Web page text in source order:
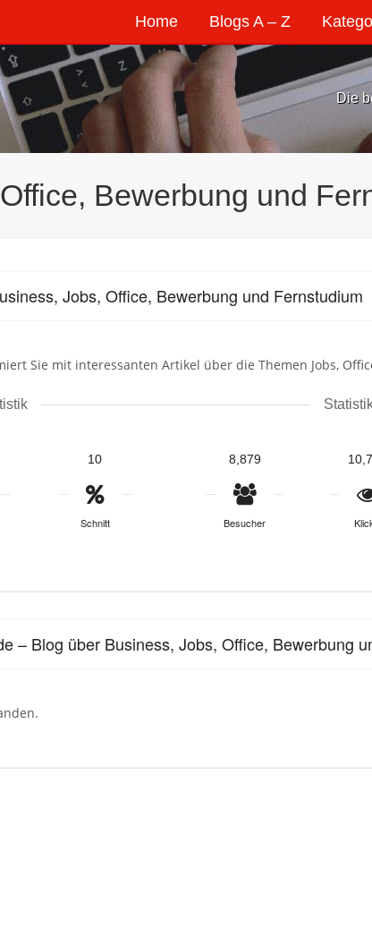
Home Blogs A – Z
Die
Bewerbung und
Jobs, Office, Bewerbung und Fernstudium
Sie mit interessanten Artikel über die Themen Jobs,
10
Schnitt
8,879
Besucher
– Blog über Business, Jobs, Office, Bewerbung